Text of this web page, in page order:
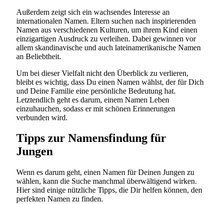
Außerdem zeigt sich ein wachsendes Interesse an
internationalen Namen. Eltern suchen nach inspirierenden
Namen aus verschiedenen Kulturen, um ihrem Kind einen
einzigartigen Ausdruck zu verleihen. Dabei gewinnen vor
allem skandinavische und auch lateinamerikanische Namen
an Beliebtheit.
Um bei dieser Vielfalt nicht den Überblick zu verlieren,
bleibt es wichtig, dass Du einen Namen wählst, der für Dich
und Deine Familie eine persönliche Bedeutung hat.
Letztendlich geht es darum, einem Namen Leben
einzuhauchen, sodass er mit schönen Erinnerungen
verbunden wird.
Tipps zur Namensfindung für
Jungen
Wenn es darum geht, einen Namen für Deinen Jungen zu
wählen, kann die Suche manchmal überwältigend wirken.
Hier sind einige nützliche Tipps, die Dir helfen können, den
perfekten Namen zu finden.